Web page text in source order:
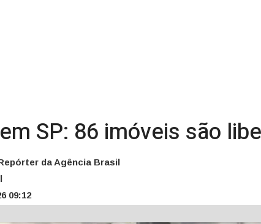
SP: 86 imóveis são
da Agência Brasil
09:12